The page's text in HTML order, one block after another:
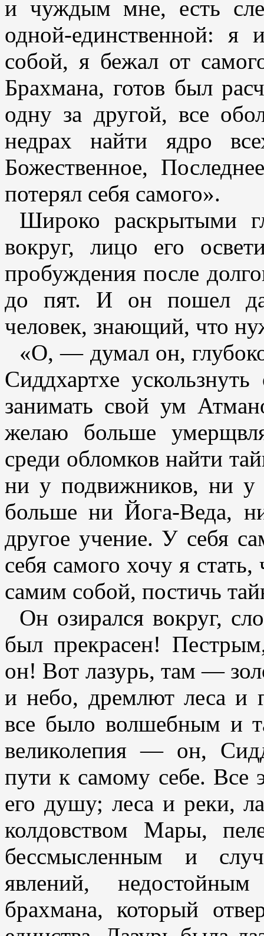
и чуждым мне, есть
одной-единственной: я
собой, я бежал от
Брахмана, готов был
одну за другой, все
недрах найти ядро
Божественное,
потерял себя самого».
Широко раскрытыми
вокруг, лицо его
пробуждения после
до пят. И он пошел
человек, знающий, что
«О, — думал он,
Сиддхартхе
занимать свой ум
желаю больше
среди обломков найти
ни у подвижников, ни
больше ни Йога-Веда,
другое учение. У себя
себя самого хочу я
самим собой, постичь
Он озирался вокруг,
был прекрасен!
он! Вот лазурь, там —
и небо, дремлют леса
все было волшебным и
великолепия — он,
пути к самому себе. Все
его душу; леса и реки,
колдовством Мары,
бессмысленным и
явлений,
брахмана, который